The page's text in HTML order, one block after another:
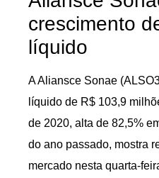
crescimento
líquido
A Aliansce Sonae
líquido de R$ 103,9
de 2020, alta de 82,5%
do ano passado, mostra
mercado nesta quarta-